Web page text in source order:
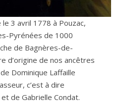
3 avril 1778 à Pouzac,
Pyrénées de 1000
de Bagnères-de-
d’origine de nos ancêtres
Dominique Laffaille
c’est à dire
de Gabrielle Condat.